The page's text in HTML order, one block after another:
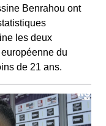
Benrahou ont
les deux
du
de 21 ans.